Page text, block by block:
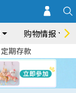
购物情报
定期存款